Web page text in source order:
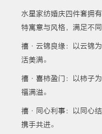
水星家纺婚庆四件套拥
特寓意与风格，满足不
禧·云锦良缘：以云锦
活美满。
禧·喜柿盈门：以柿子
福满溢。
禧·同心利事：以同心结
携手共进。